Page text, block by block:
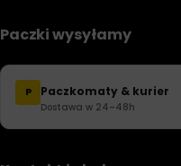
Paczki wysyłamy
P Paczkomaty & kurier
Dostawa w 24–48h